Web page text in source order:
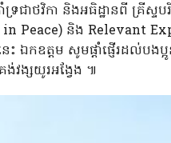
ជាថវិកា និងអធិដ្ឋានពី គ្រីស្ទប
Peace) និង Relevant
កឧត្តម សូមផ្តាំផ្ញើរដល់បងប្អូ
ង់វង្សយូរអង្វែង ៕